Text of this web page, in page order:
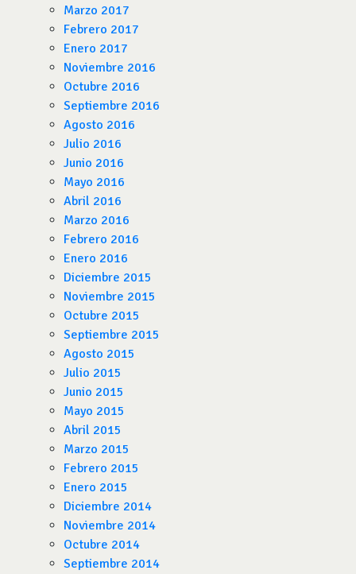
Marzo 2017
Febrero 2017
Enero 2017
Noviembre 2016
Octubre 2016
Septiembre 2016
Agosto 2016
Julio 2016
Junio 2016
Mayo 2016
Abril 2016
Marzo 2016
Febrero 2016
Enero 2016
Diciembre 2015
Noviembre 2015
Octubre 2015
Septiembre 2015
Agosto 2015
Julio 2015
Junio 2015
Mayo 2015
Abril 2015
Marzo 2015
Febrero 2015
Enero 2015
Diciembre 2014
Noviembre 2014
Octubre 2014
Septiembre 2014